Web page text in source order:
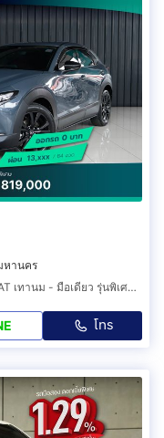
หานคร
2023 Mazda CX-30 Carbon Edition 2.0 SP AT เทานม - มือเดียว รุ่นพิเศษ คาร์บอน ภายในแดง วารันตี 2027 ประวัติครบ รถบ้าน เจ้าของขายเอง ฟรีดาวน์
โทร